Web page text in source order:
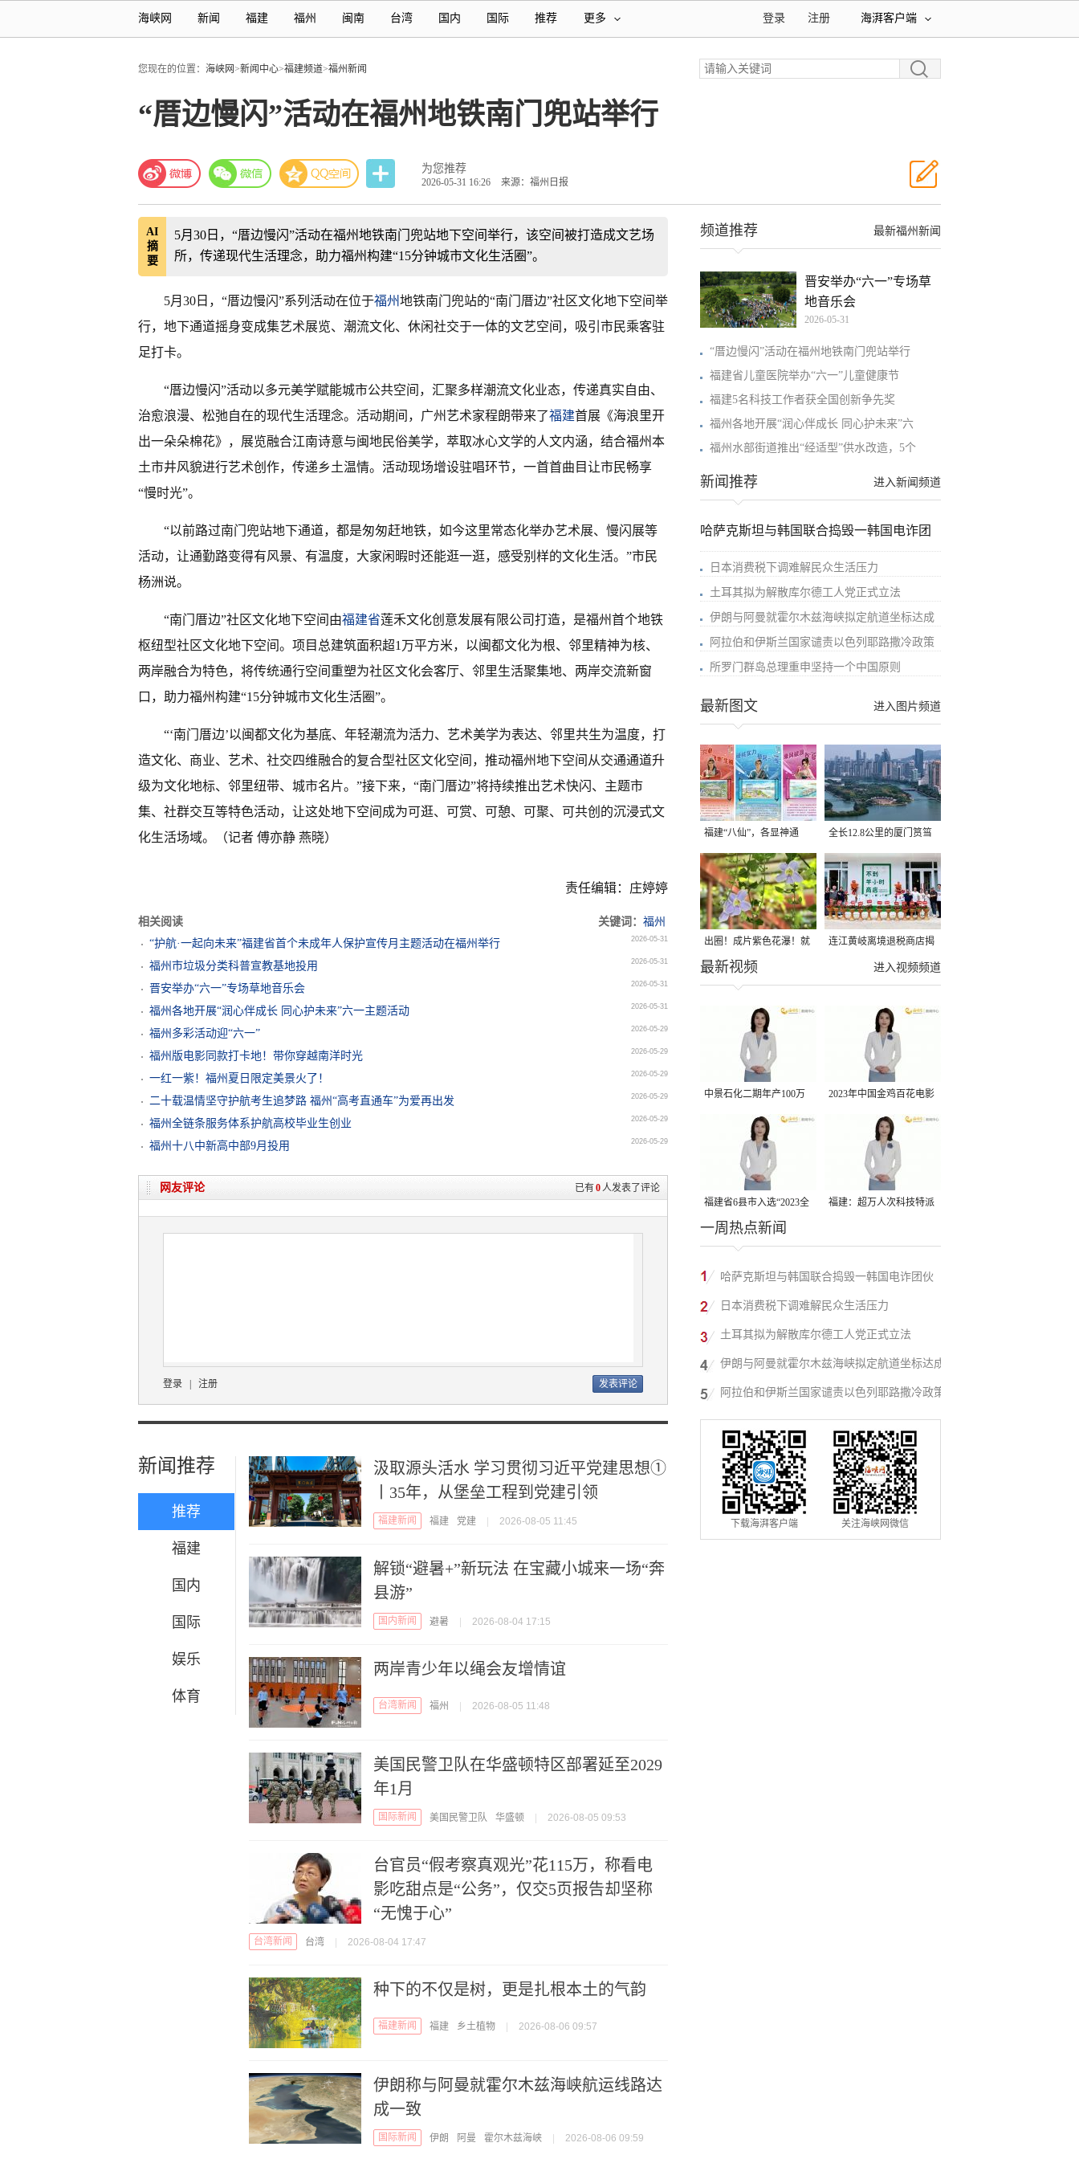
海峡网 新闻 福建 福州 闽南 台湾 国内 国际 推荐 更多 海湃客户端
注册
登录
您现在的位置： 海峡网>新闻中心>福建频道>福州新闻
“厝边慢闪”活动在福州地铁南门兜站举行
为您推荐
2026-05-31 16:26 来源：福州日报
AI
摘
要
5月30日，“厝边慢闪”活动在福州地铁南门兜站地下空间举行，该空间被打造成文艺场
所，传递现代生活理念，助力福州构建“15分钟城市文化生活圈”。
5月30日，“厝边慢闪”系列活动在位于福州地铁南门兜站的“南门厝边”社区文化地下空间举
行，地下通道摇身变成集艺术展览、潮流文化、休闲社交于一体的文艺空间，吸引市民乘客驻
足打卡。
“厝边慢闪”活动以多元美学赋能城市公共空间，汇聚多样潮流文化业态，传递真实自由、
治愈浪漫、松弛自在的现代生活理念。活动期间，广州艺术家程朗带来了福建首展《海浪里开
出一朵朵棉花》，展览融合江南诗意与闽地民俗美学，萃取冰心文学的人文内涵，结合福州本
土市井风貌进行艺术创作，传递乡土温情。活动现场增设驻唱环节，一首首曲目让市民畅享
“慢时光”。
“以前路过南门兜站地下通道，都是匆匆赶地铁，如今这里常态化举办艺术展、慢闪展等
活动，让通勤路变得有风景、有温度，大家闲暇时还能逛一逛，感受别样的文化生活。”市民
杨洲说。
“南门厝边”社区文化地下空间由福建省莲禾文化创意发展有限公司打造，是福州首个地铁
枢纽型社区文化地下空间。项目总建筑面积超1万平方米，以闽都文化为根、邻里精神为核、
两岸融合为特色，将传统通行空间重塑为社区文化会客厅、邻里生活聚集地、两岸交流新窗
口，助力福州构建“15分钟城市文化生活圈”。
“‘南门厝边’以闽都文化为基底、年轻潮流为活力、艺术美学为表达、邻里共生为温度，打
造文化、商业、艺术、社交四维融合的复合型社区文化空间，推动福州地下空间从交通通道升
级为文化地标、邻里纽带、城市名片。”接下来，“南门厝边”将持续推出艺术快闪、主题市
集、社群交互等特色活动，让这处地下空间成为可逛、可赏、可憩、可聚、可共创的沉浸式文
化生活场域。（记者 傅亦静 燕晓）
责任编辑：庄婷婷
相关阅读 关键词： 福州
“护航·一起向未来”福建省首个未成年人保护宣传月主题活动在福州举行
2026-05-31
福州市垃圾分类科普宣教基地投用 2026-05-31
晋安举办“六一”专场草地音乐会 2026-05-31
福州各地开展“润心伴成长 同心护未来”六一主题活动 2026-05-31
福州多彩活动迎“六一” 2026-05-29
福州版电影同款打卡地！带你穿越南洋时光 2026-05-29
一红一紫！福州夏日限定美景火了！ 2026-05-29
二十载温情坚守护航考生追梦路 福州“高考直通车”为爱再出发 2026-05-29
福州全链条服务体系护航高校毕业生创业 2026-05-29
福州十八中新高中部9月投用 2026-05-29
已有0人发表了评论
网友评论
登录 注册
新闻推荐
推荐
福建
国内
国际
娱乐
体育
汲取源头活水 学习贯彻习近平党建思想①
丨35年，从堡垒工程到党建引领
福建新闻 福建 党建 2026-08-05 11:45
解锁“避暑+”新玩法 在宝藏小城来一场“奔
县游”
国内新闻 避暑 2026-08-04 17:15
两岸青少年以绳会友增情谊
台湾新闻 福州 2026-08-05 11:48
美国民警卫队在华盛顿特区部署延至2029
年1月
国际新闻 美国民警卫队 华盛顿 2026-08-05 09:53
台官员“假考察真观光”花115万，称看电
影吃甜点是“公务”，仅交5页报告却坚称
“无愧于心”
台湾新闻 台湾 2026-08-04 17:47
种下的不仅是树，更是扎根本土的气韵
福建新闻 福建 乡土植物 2026-08-06 09:57
伊朗称与阿曼就霍尔木兹海峡航运线路达
成一致
国际新闻 伊朗 阿曼 霍尔木兹海峡 2026-08-06 09:59
最新福州新闻
频道推荐
晋安举办“六一”专场草
地音乐会
2026-05-31
“厝边慢闪”活动在福州地铁南门兜站举行
福建省儿童医院举办“六一”儿童健康节
福建5名科技工作者获全国创新争先奖
福州各地开展“润心伴成长 同心护未来”六
福州水部街道推出“经适型”供水改造，5个
进入新闻频道
新闻推荐
哈萨克斯坦与韩国联合捣毁一韩国电诈团
日本消费税下调难解民众生活压力
土耳其拟为解散库尔德工人党正式立法
伊朗与阿曼就霍尔木兹海峡拟定航道坐标达成
阿拉伯和伊斯兰国家谴责以色列耶路撒冷政策
所罗门群岛总理重申坚持一个中国原则
进入图片频道
最新图文
福建“八仙”，各显神通 全长12.8公里的厦门筼筜
湖健身步道全线贯通
出圈！成片紫色花瀑！就
在光明港公园
连江黄岐离境退税商店揭
进入视频频道
最新视频
中景石化二期年产100万
吨丙烷脱氢项目建成中交
2023年中国金鸡百花电影
节有福电影巡展31日启动
福建省6县市入选“2023全
国县域发展潜力百强县”
福建：超万人次科技特派
一周热点新闻
哈萨克斯坦与韩国联合捣毁一韩国电诈团伙
日本消费税下调难解民众生活压力
土耳其拟为解散库尔德工人党正式立法
伊朗与阿曼就霍尔木兹海峡拟定航道坐标达成
一致
阿拉伯和伊斯兰国家谴责以色列耶路撒冷政策
下载海湃客户端 关注海峡网微信